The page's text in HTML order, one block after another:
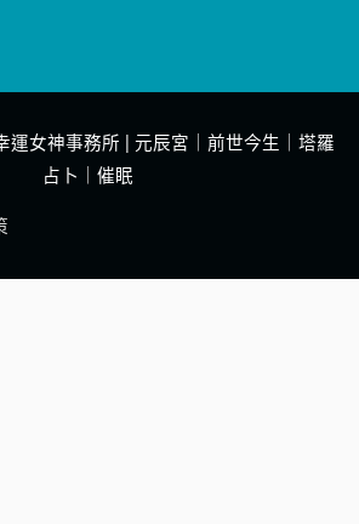
運女神事務所 | 元辰宮｜前世今生｜塔羅
占卜｜催眠